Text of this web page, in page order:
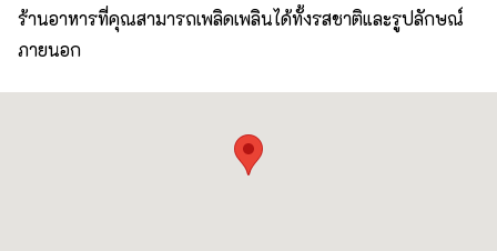
ร้านอาหารที่คุณสามารถเพลิดเพลินได้ทั้งรสชาติและรูปลักษณ์
ภายนอก